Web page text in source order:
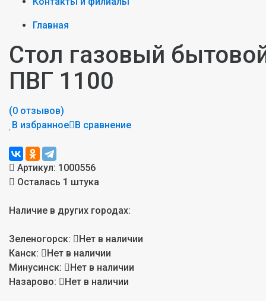
Главная
Стол газовый
ПВГ 1100
(0 отзывов)
В избранное В сравнение
Артикул: 1000556
Осталась 1 штука
Наличие в других городах:
Зеленогорск:
Нет в наличии
Канск:
Нет в наличии
Минусинск:
Нет в наличии
Назарово:
Нет в наличии